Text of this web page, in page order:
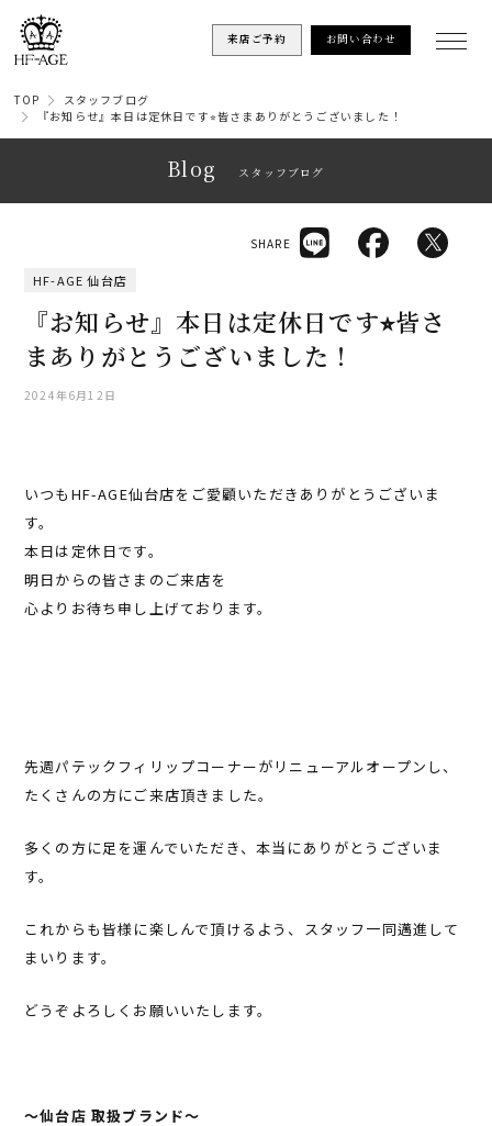
来店ご予約 お問い合わせ
TOP
スタッフブログ
『お知らせ』本日は定休日です⭐︎皆さまありがとうございました！
Blog スタッフブログ
HF-AGE 仙台店
『お知らせ』本日は定休日です⭐︎皆さ
まありがとうございました！
2024年6月12日
SHARE
いつもHF-AGE仙台店をご愛顧いただきありがとうございま
す。
本日は定休日です。
明日からの皆さまのご来店を
心よりお待ち申し上げております。
先週パテックフィリップコーナーがリニューアルオープンし、
たくさんの方にご来店頂きました。
多くの方に足を運んでいただき、本当にありがとうございま
す。
これからも皆様に楽しんで頂けるよう、スタッフ一同邁進して
まいります。
どうぞよろしくお願いいたします。
〜仙台店 取扱ブランド〜